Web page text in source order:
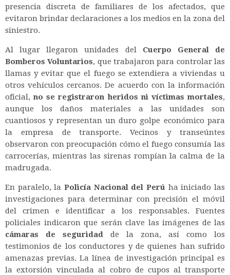
presencia discreta de familiares de los afectados, que
evitaron brindar declaraciones a los medios en la zona del
siniestro.
Al lugar llegaron unidades del Cuerpo General de
Bomberos Voluntarios, que trabajaron para controlar las
llamas y evitar que el fuego se extendiera a viviendas u
otros vehículos cercanos. De acuerdo con la información
oficial,no se registraron heridos ni víctimas mortales,
aunque los daños materiales a las unidades son
cuantiosos y representan un duro golpe económico para
la empresa de transporte. Vecinos y transeúntes
observaron con preocupación cómo el fuego consumía las
carrocerías, mientras las sirenas rompían la calma de la
madrugada.
En paralelo, la Policía Nacional del Perú ha iniciado las
investigaciones para determinar con precisión el móvil
del crimen e identificar a los responsables. Fuentes
policiales indicaron que serán clave las imágenes de las
cámaras de seguridad de la zona, así como los
testimonios de los conductores y de quienes han sufrido
amenazas previas. La línea de investigación principal es
la extorsión vinculada al cobro de cupos al transporte